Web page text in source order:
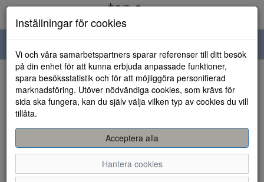
navigation
HEM
Inställningar för cookies
Vi och våra samarbetspartners sparar referenser till ditt besök
på din enhet för att kunna erbjuda anpassade funktioner,
spara besöksstatistik och för att möjliggöra personifierad
marknadsföring. Utöver nödvändiga cookies, som krävs för
sida ska fungera, kan du själv välja vilken typ av cookies du vill
tillåta.
Acceptera alla
Hantera cookies